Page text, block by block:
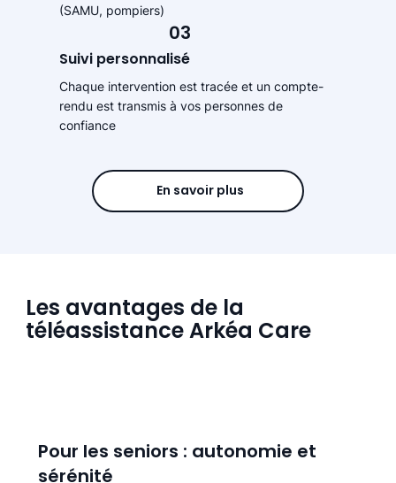
Les avantages de la
téléassistance Arkéa Care
Pour les seniors : autonomie et
sérénité
(SAMU, pompiers)
03
Suivi personnalisé
Chaque intervention est tracée et un compte-
rendu est transmis à vos personnes de
confiance
En savoir plus